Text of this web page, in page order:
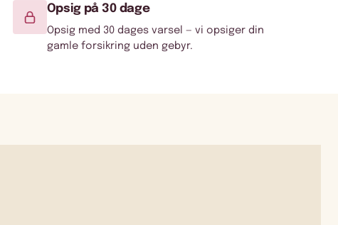
Opsig på 30 dage
Opsig med 30 dages varsel — vi opsiger din
gamle forsikring uden gebyr.